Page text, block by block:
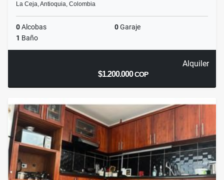
La Ceja, Antioquia, Colombia
0Alcobas 0Garaje
1 Baño
Alquiler
$1.200.000COP